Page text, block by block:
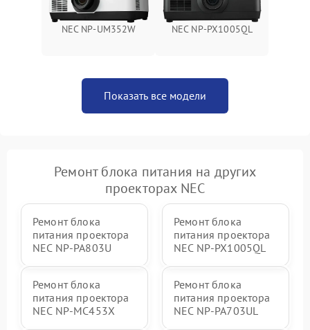
NEC NP-UM352W NEC NP-PX1005QL
Показать все модели
Ремонт блока питания на других
проекторах NEC
Ремонт блока
питания проектора
NEC NP-PA803U
Ремонт блока
питания проектора
NEC NP-PX1005QL
Ремонт блока
питания проектора
NEC NP-MC453X
Ремонт блока
питания проектора
NEC NP-PA703UL